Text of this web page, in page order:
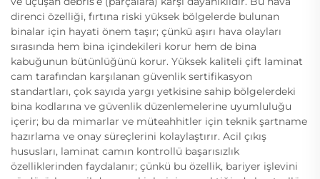
direnci özelliği, fırtına riski yüksek bölgelerde bulunan
binalar için hayati önem taşır; çünkü aşırı hava olayları
sırasında hem bina içindekileri korur hem de bina
kabuğunun bütünlüğünü korur. Yüksek kaliteli çift laminat
cam tarafından karşılanan güvenlik sertifikasyon
standartları, çok sayıda yargı yetkisine sahip bölgelerdeki
bina kodlarına ve güvenlik düzenlemelerine uyumluluğu
içerir; bu da mimarlar ve müteahhitler için teknik şartname
hazırlama ve onay süreçlerini kolaylaştırır. Acil çıkış
hususları, laminat camın kontrollü başarısızlık
özelliklerinden faydalanır; çünkü bu özellik, bariyer işlevini